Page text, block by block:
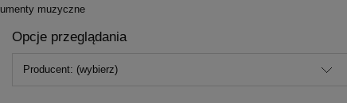
muzyczne
Opcje przeglądania
Producent: (wybierz)